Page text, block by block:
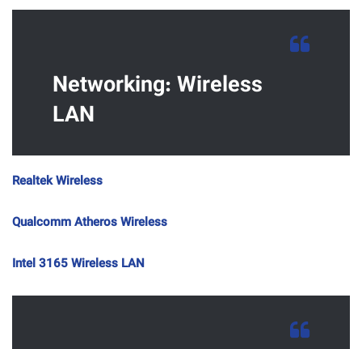
Networking: Wireless
LAN
Realtek Wireless
Qualcomm Atheros Wireless
Intel 3165 Wireless LAN